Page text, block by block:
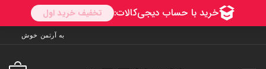
به آرتمن خوش آمدید. ارسال به سراسر ایران. 7 روز